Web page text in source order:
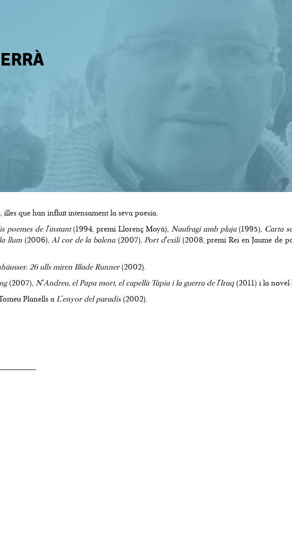
illes que han influït intensament la seva poesia.
poemes de l'instant(1994, premi Llorenç Moyà),Naufragi amb pluja (1995), Carta
llum (2006),Al cor de la balena (2007),Port d'exili (2008, premi Rei en Jaume de
26 ulls miren Blade Runner (2002).
(2007), N'Andreu, el Papa mort, el capellà Tàpia i la guerra de l'Iraq (2011) i la
Planells a L'enyor del paradís (2002).